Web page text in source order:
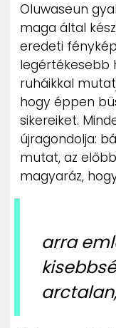
Oluwaseun
maga által
eredeti
legértékesebb
ruháikkal
hogy éppen
sikereiket.
újragondolja:
mutat, az
magyaráz,
arra